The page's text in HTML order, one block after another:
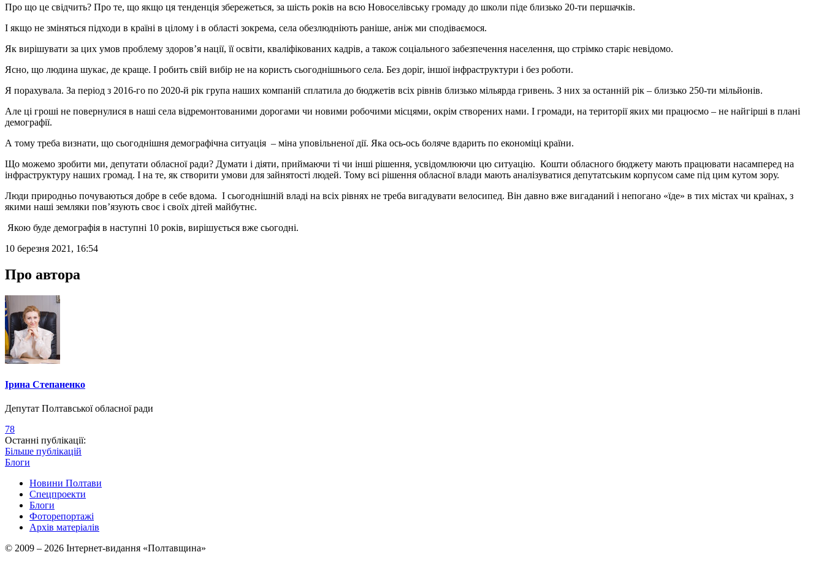
Про що це свідчить? Про те, що якщо ця тенденція збережеться, за шість років на всю Новоселівську громаду до школи піде близько 20-ти першачків.
І якщо не зміняться підходи в країні в цілому і в області зокрема, села обезлюдніють раніше, аніж ми сподіваємося.
Як вирішувати за цих умов проблему здоров’я нації, її освіти, кваліфікованих кадрів, а також соціального забезпечення населення, що стрімко старіє невідомо.
Ясно, що людина шукає, де краще. І робить свій вибір не на користь сьогоднішнього села. Без доріг, іншої інфраструктури і без роботи.
Я порахувала. За період з 2016-го по 2020-й рік група наших компаній сплатила до бюджетів всіх рівнів близько мільярда гривень. З них за останній рік – близько 250-ти мільйонів.
Але ці гроші не повернулися в наші села відремонтованими дорогами чи новими робочими місцями, окрім створених нами. І громади, на території яких ми працюємо – не найгірші в плані
демографії.
А тому треба визнати, що сьогоднішня демографічна ситуація – міна уповільненої дії. Яка ось-ось боляче вдарить по економіці країни.
Що можемо зробити ми, депутати обласної ради? Думати і діяти, приймаючи ті чи інші рішення, усвідомлюючи цю ситуацію. Кошти обласного бюджету мають працювати насамперед на
інфраструктуру наших громад. І на те, як створити умови для зайнятості людей. Тому всі рішення обласної влади мають аналізуватися депутатським корпусом саме під цим кутом зору.
Люди природньо почуваються добре в себе вдома. І сьогоднішній владі на всіх рівнях не треба вигадувати велосипед. Він давно вже вигаданий і непогано «їде» в тих містах чи країнах, з
якими наші земляки пов’язують своє і своїх дітей майбутнє.
Якою буде демографія в наступні 10 років, вирішується вже сьогодні.
10 березня 2021, 16:54
Про автора
Ірина Степаненко
Депутат Полтавської обласної ради
78
Останні публікації:
Більше публікацій
Блоги
Новини Полтави
Спецпроекти
Блоги
Фоторепортажі
Архів матеріалів
© 2009 – 2026 Інтернет-видання «Полтавщина»